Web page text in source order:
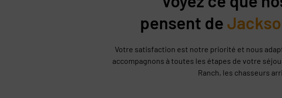
pensent de
Votre satisfaction est notre priorité et nous
accompagnons à toutes les étapes de votre
Ranch, les chasseurs